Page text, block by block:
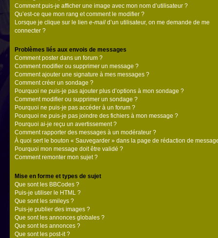
Comment puis-je afficher une image avec mon nom d’utilisateur ?
Qu’est-ce que mon rang et comment le modifier ?
Lorsque je clique sur le lien e-mail d’un utilisateur, on me demande de me
connecter ?
Problèmes liés aux envois de messages
Comment poster dans un forum ?
Comment modifier ou supprimer un message ?
Comment ajouter une signature à mes messages ?
Comment créer un sondage ?
Pourquoi ne puis-je pas ajouter plus d’options à mon sondage ?
Comment modifier ou supprimer un sondage ?
Pourquoi ne puis-je pas accéder à un forum ?
Pourquoi ne puis-je pas joindre des fichiers à mon message ?
Pourquoi ai-je reçu un avertissement ?
Comment rapporter des messages à un modérateur ?
À quoi sert le bouton « Sauvegarder » dans la page de rédaction de
Pourquoi mon message doit être validé ?
Comment remonter mon sujet ?
Mise en forme et types de sujet
Que sont les BBCodes ?
Puis-je utiliser le HTML ?
Que sont les smileys ?
Puis-je publier des images ?
Que sont les annonces globales ?
Que sont les annonces ?
Que sont les post-it ?